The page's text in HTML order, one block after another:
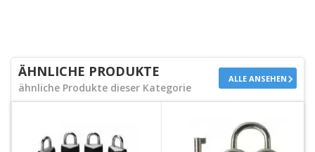
ÄHNLICHE PRODUKTE
ähnliche Produkte dieser Kategorie
ALLE ANSEHEN